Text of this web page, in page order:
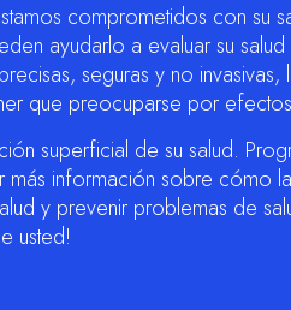
comprometidos con su
ayudarlo a evaluar su
seguras y no
que preocuparse por
superficial de su salud.
información sobre cómo
y prevenir problemas de
usted!